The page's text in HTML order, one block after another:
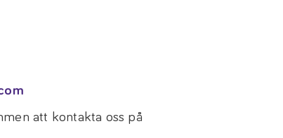
att kontakta oss på